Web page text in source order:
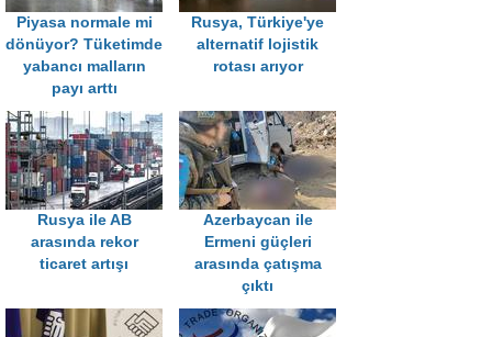
Piyasa normale mi
dönüyor? Tüketimde
yabancı malların
payı arttı
Rusya, Türkiye'ye
alternatif lojistik
rotası arıyor
Rusya ile AB
arasında rekor
ticaret artışı
Azerbaycan ile
Ermeni güçleri
arasında çatışma
çıktı